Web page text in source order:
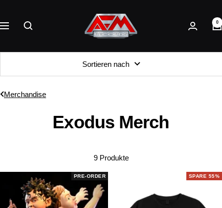
Inhalt
Navigation
AFM
Records
0
Sortieren nach
Merchandise
Exodus Merch
9 Produkte
PRE-ORDER SPARE 55%